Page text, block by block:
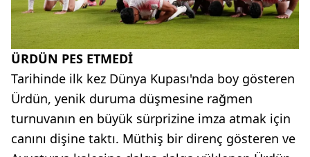
ÜRDÜN PES ETMEDİ
Tarihinde ilk kez Dünya Kupası'nda boy gösteren
Ürdün, yenik duruma düşmesine rağmen
turnuvanın en büyük sürprizine imza atmak için
canını dişine taktı. Müthiş bir direnç gösteren ve